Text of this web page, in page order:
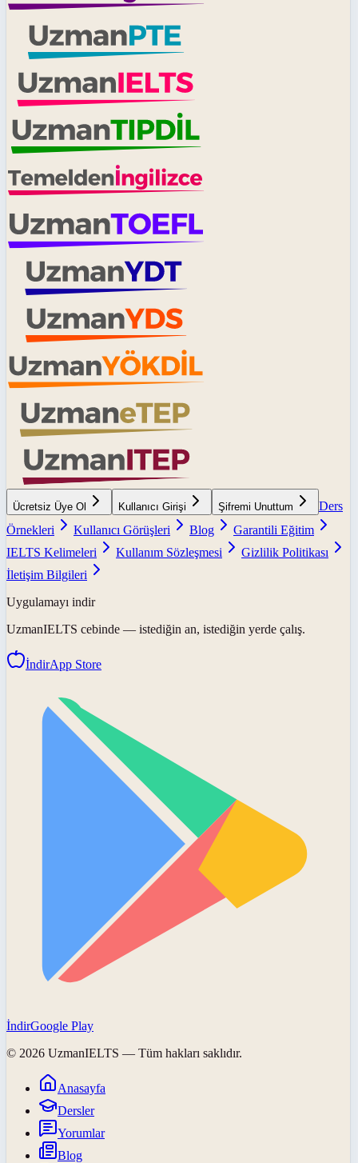
Ücretsiz Üye Ol Kullanıcı Girişi Şifremi Unuttum
Ders
Örnekleri
Kullanıcı Görüşleri Blog
Garantili Eğitim
IELTS Kelimeleri
Kullanım Sözleşmesi
Gizlilik Politikası
İletişim Bilgileri
Uygulamayı indir
UzmanIELTS cebinde — istediğin an, istediğin yerde çalış.
İndirApp Store
İndirGoogle Play
© 2026 UzmanIELTS — Tüm hakları saklıdır.
Anasayfa
Dersler
Yorumlar
Blog